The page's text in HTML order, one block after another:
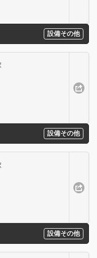
設備その他
設備その他
設備その他